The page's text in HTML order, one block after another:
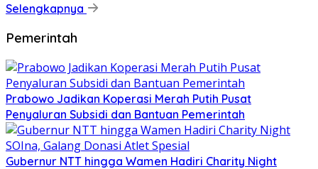
Selengkapnya
Pemerintah
Prabowo Jadikan Koperasi Merah Putih Pusat
Penyaluran Subsidi dan Bantuan Pemerintah
Gubernur NTT hingga Wamen Hadiri Charity Night